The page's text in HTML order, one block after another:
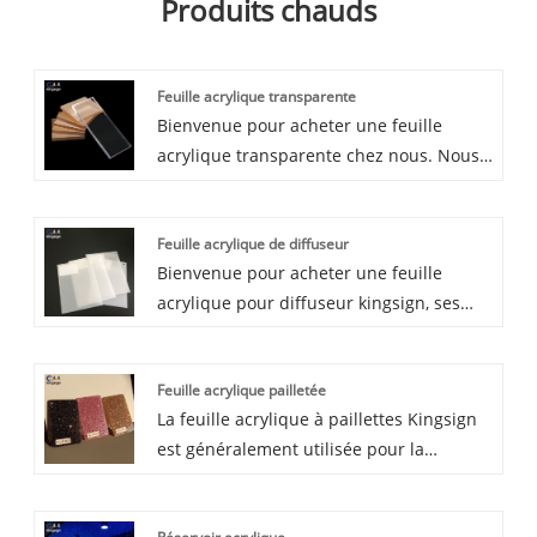
Produits chauds
Feuille acrylique transparente
Bienvenue pour acheter une feuille
acrylique transparente chez nous. Nous
acryliques coulées, du nouveau
Mitsubishi MMA 100% vierge comme
matières premières, de l'acrylique avec
thermoformage, largement utilisées pour
la publicité et de nombreux autres
domaines.
Feuille acrylique de diffuseur
Bienvenue pour acheter une feuille
acrylique pour diffuseur kingsign, ses
avec résistance aux UV, excellente
affection d'éclairage uniforme, pas de
jaunissement facile, avec une bonne
Feuille acrylique pailletée
La feuille acrylique à paillettes Kingsign
est généralement utilisée pour la